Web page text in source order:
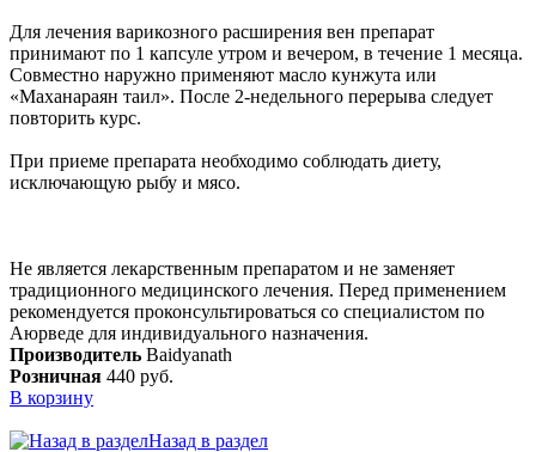
Для лечения варикозного расширения вен препарат
принимают по 1 капсуле утром и вечером, в течение 1 месяца.
Совместно наружно применяют масло кунжута или
«Маханараян таил». После 2-недельного перерыва следует
повторить курс.
При приеме препарата необходимо соблюдать диету,
исключающую рыбу и мясо.
Не является лекарственным препаратом и не заменяет
традиционного медицинского лечения. Перед применением
рекомендуется проконсультироваться со специалистом по
Аюрведе для индивидуального назначения.
Производитель Baidyanath
Розничная 440 руб.
В корзину
Назад в раздел